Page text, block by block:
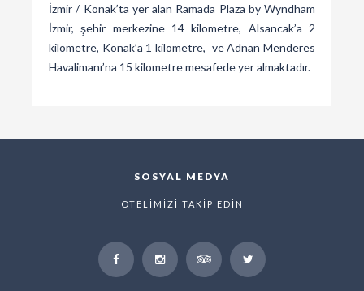
İzmir / Konak’ta yer alan Ramada Plaza by Wyndham
İzmir, şehir merkezine 14 kilometre, Alsancak’a 2
kilometre, Konak’a 1 kilometre, ve Adnan Menderes
Havalimanı’na 15 kilometre mesafede yer almaktadır.
SOSYAL MEDYA
OTELİMİZİ TAKİP EDİN